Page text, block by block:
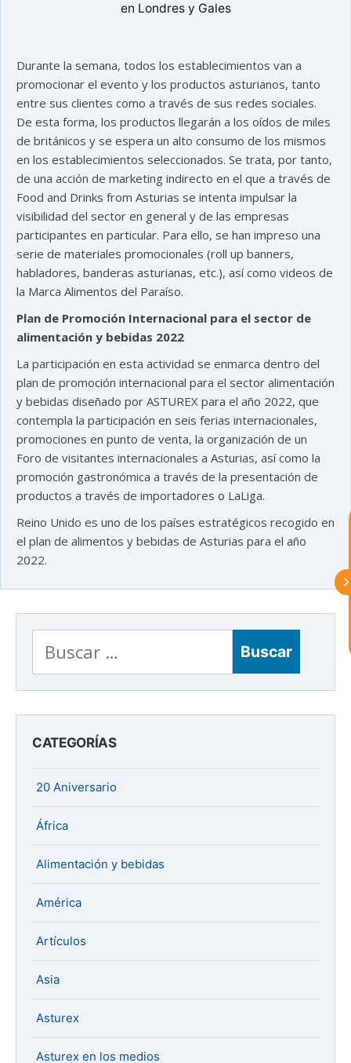
en Londres y Gales
Durante la semana, todos los establecimientos van a
promocionar el evento y los productos asturianos, tanto
entre sus clientes como a través de sus redes sociales.
De esta forma, los productos llegarán a los oídos de miles
de británicos y se espera un alto consumo de los mismos
en los establecimientos seleccionados. Se trata, por tanto,
de una acción de marketing indirecto en el que a través de
Food and Drinks from Asturias se intenta impulsar la
visibilidad del sector en general y de las empresas
participantes en particular. Para ello, se han impreso una
serie de materiales promocionales (roll up banners,
habladores, banderas asturianas, etc.), así como videos de
la Marca Alimentos del Paraíso.
Plan de Promoción Internacional para el sector de
alimentación y bebidas 2022
La participación en esta actividad se enmarca dentro del
plan de promoción internacional para el sector alimentación
y bebidas diseñado por ASTUREX para el año 2022, que
contempla la participación en seis ferias internacionales,
promociones en punto de venta, la organización de un
Foro de visitantes internacionales a Asturias, así como la
promoción gastronómica a través de la presentación de
productos a través de importadores o LaLiga.
Reino Unido es uno de los países estratégicos recogido en
el plan de alimentos y bebidas de Asturias para el año
2022.
Buscar:
CATEGORÍAS
20 Aniversario
África
Alimentación y bebidas
América
Artículos
Asia
Asturex
Asturex en los medios
astu
exportar importa
¡Hola, soy Astu
Estoy aquí para
ayudarte con la internacionalización de
tu empresa e informarte sobre los
aceptas nuestrapolítica de privacidad
¿En que te puedo ayudar hoy?